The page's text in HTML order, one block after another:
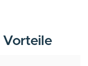
Vorteile